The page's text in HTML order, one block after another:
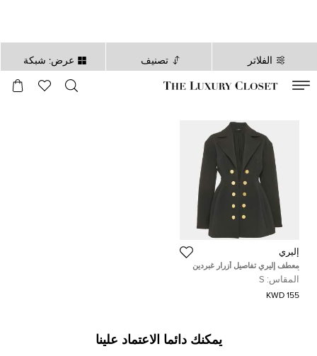
الفلاتر تصنيف عرض: شبكة
ثانية
إليري
معطف إليري تفاصيل أزرار غبردين
أسود مقاس صغير (سمول)
المقاس: S
155 KWD
يمكنك دائما الاعتماد علينا